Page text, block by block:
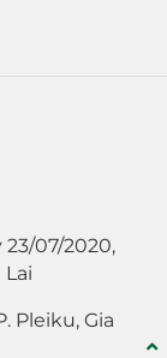
23/07/2020,
Pleiku, Gia